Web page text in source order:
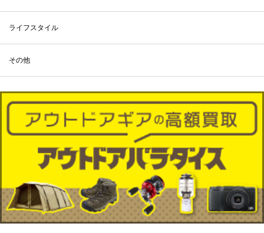
ライフスタイル
その他